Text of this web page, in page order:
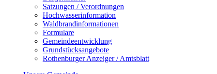
Satzungen / Verordnungen
Hochwasserinformation
Waldbrandinformationen
Formulare
Gemeindeentwicklung
Grundstücksangebote
Rothenburger Anzeiger / Amtsblatt